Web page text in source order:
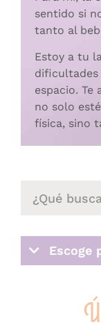
sentido si
tanto al
Estoy a tu
dificultades
espacio. Te
no solo
física, sino
Escoge